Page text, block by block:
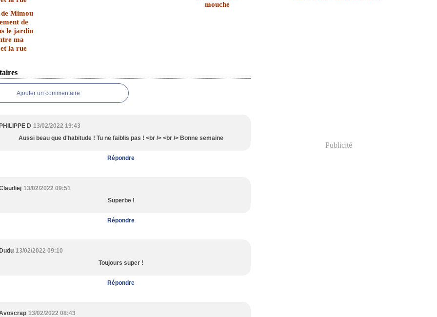
Mimou
de
le jardin
ma
la rue
mouche
Ajouter un commentaire
D 13/02/2022 19:43
Aussi beau que d'habitude ! Tu ne faiblis pas ! <br /> <br /> Bonne semaine
Répondre
13/02/2022 09:51
Superbe !
Répondre
13/02/2022 09:10
Toujours super !
Répondre
13/02/2022 08:43
Publicité